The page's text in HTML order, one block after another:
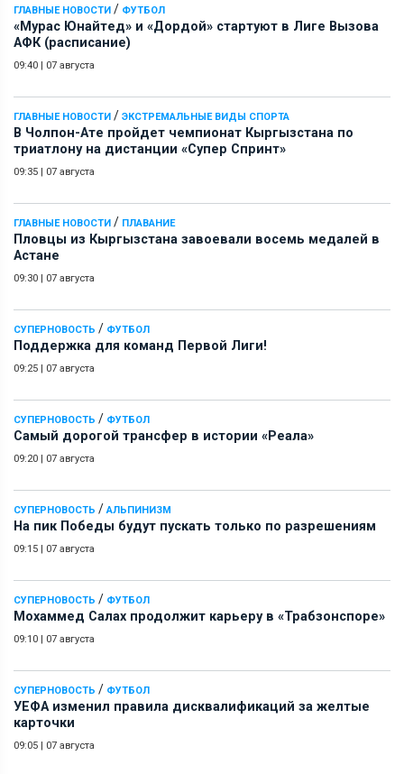
ГЛАВНЫЕ НОВОСТИ / ФУТБОЛ
«Мурас Юнайтед» и «Дордой» стартуют в Лиге Вызова
АФК (расписание)
09:40 | 07 августа
ГЛАВНЫЕ НОВОСТИ / ЭКСТРЕМАЛЬНЫЕ ВИДЫ СПОРТА
В Чолпон-Ате пройдет чемпионат Кыргызстана по
триатлону на дистанции «Супер Спринт»
09:35 | 07 августа
ГЛАВНЫЕ НОВОСТИ / ПЛАВАНИЕ
Пловцы из Кыргызстана завоевали восемь медалей в
Астане
09:30 | 07 августа
СУПЕРНОВОСТЬ / ФУТБОЛ
Поддержка для команд Первой Лиги!
09:25 | 07 августа
СУПЕРНОВОСТЬ / ФУТБОЛ
Самый дорогой трансфер в истории «Реала»
09:20 | 07 августа
СУПЕРНОВОСТЬ / АЛЬПИНИЗМ
На пик Победы будут пускать только по разрешениям
09:15 | 07 августа
СУПЕРНОВОСТЬ / ФУТБОЛ
Мохаммед Салах продолжит карьеру в «Трабзонспоре»
09:10 | 07 августа
СУПЕРНОВОСТЬ / ФУТБОЛ
УЕФА изменил правила дисквалификаций за желтые
карточки
09:05 | 07 августа